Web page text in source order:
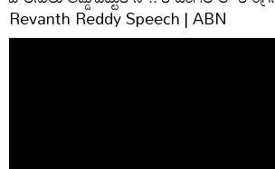
Revanth Reddy Speech | ABN